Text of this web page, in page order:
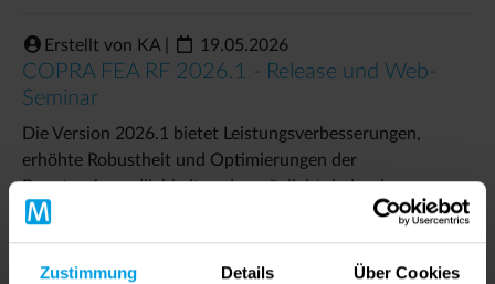
Zustimmung Details Über Cookies
Erstellt von KA 19.05.2026
COPRA FEA RF 2026.1 - Release und Web-
Seminar
Die Version 2026.1 bietet Leistungsverbesserungen,
erhöhte Robustheit und Optimierungen der
Benutzerfreundlichkeit und ermöglicht dadurch
schnellere…